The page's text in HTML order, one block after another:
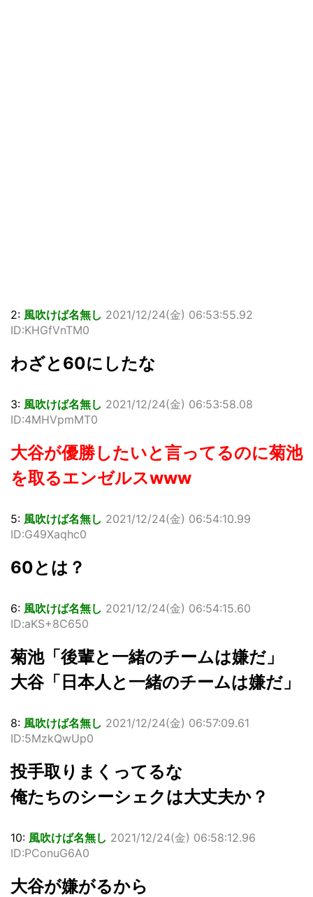
2: 風吹けば名無し 2021/12/24(金) 06:53:55.92
ID:KHGfVnTM0
わざと60にしたな
3: 風吹けば名無し 2021/12/24(金) 06:53:58.08
ID:4MHVpmMT0
大谷が優勝したいと言ってるのに菊池
を取るエンゼルスwww
5: 風吹けば名無し 2021/12/24(金) 06:54:10.99
ID:G49Xaqhc0
60とは？
6: 風吹けば名無し 2021/12/24(金) 06:54:15.60
ID:aKS+8C650
菊池「後輩と一緒のチームは嫌だ」
大谷「日本人と一緒のチームは嫌だ」
8: 風吹けば名無し 2021/12/24(金) 06:57:09.61
ID:5MzkQwUp0
投手取りまくってるな
俺たちのシーシェクは大丈夫か？
10: 風吹けば名無し 2021/12/24(金) 06:58:12.96
ID:PConuG6A0
大谷が嫌がるから